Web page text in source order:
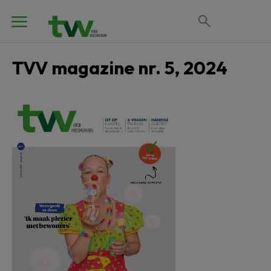
TVV magazine nr. 5, 2024